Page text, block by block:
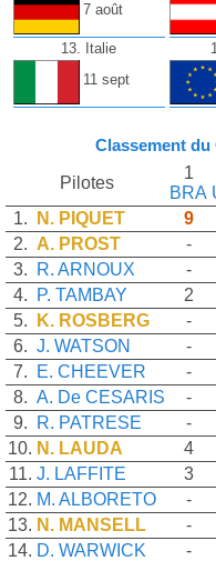
7 août
13. Italie
11 sept
Classement
Pilotes
1
BRA
1.
N. PIQUET 9
2. A. PROST -
3.
R. ARNOUX -
4.
P. TAMBAY 2
5.
K. ROSBERG -
6. J. WATSON -
7.
E. CHEEVER -
8. A. De CESARIS -
9.
R. PATRESE -
10. N. LAUDA 4
11. J. LAFFITE 3
12. M. ALBORETO -
13. N. MANSELL -
14. D. WARWICK -